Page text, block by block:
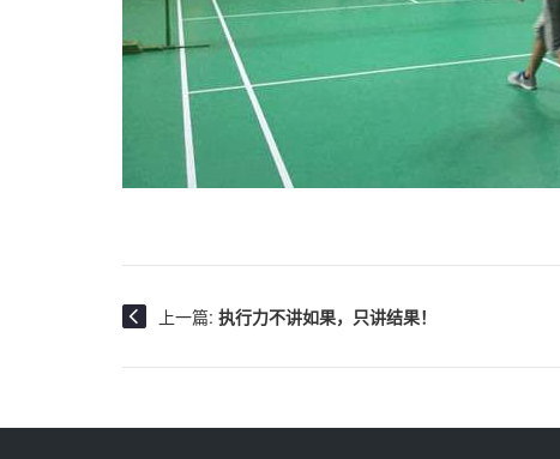
上一篇: 执行力不讲如果，只讲结果！